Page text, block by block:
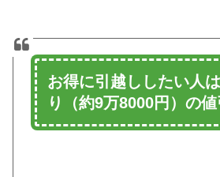
お得に引越ししたい人
り（約9万8000円）の